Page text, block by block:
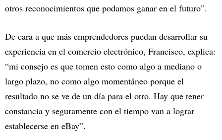
otros reconocimientos que podamos ganar en el futuro”.
De cara a que más emprendedores puedan desarrollar su
experiencia en el comercio electrónico, Francisco, explica:
“mi consejo es que tomen esto como algo a mediano o
largo plazo, no como algo momentáneo porque el
resultado no se ve de un día para el otro. Hay que tener
constancia y seguramente con el tiempo van a lograr
establecerse en eBay”.